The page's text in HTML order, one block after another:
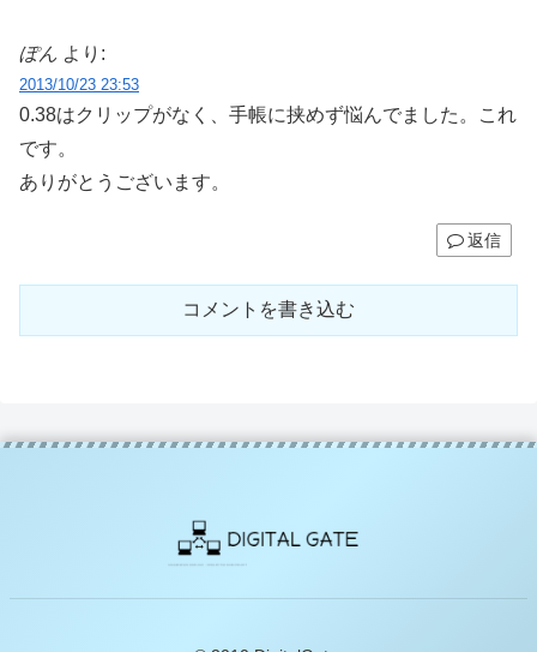
ぽん より:
2013/10/23 23:53
0.38はクリップがなく、手帳に挟めず悩んでました。これ
です。
ありがとうございます。
返信
コメントを書き込む